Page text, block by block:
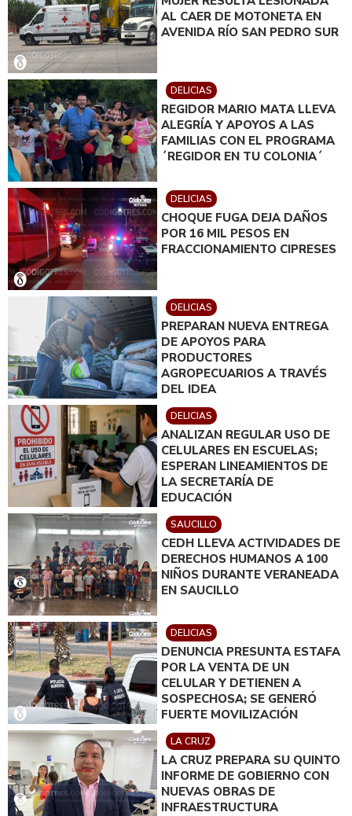
AL CAER DE MOTONETA EN
AVENIDA RÍO SAN PEDRO SUR
DELICIAS
REGIDOR MARIO MATA LLEVA
ALEGRÍA Y APOYOS A LAS
FAMILIAS CON EL PROGRAMA
´REGIDOR EN TU COLONIA´
DELICIAS
CHOQUE FUGA DEJA DAÑOS
POR 16 MIL PESOS EN
FRACCIONAMIENTO CIPRESES
DELICIAS
PREPARAN NUEVA ENTREGA
DE APOYOS PARA
PRODUCTORES
AGROPECUARIOS A TRAVÉS
DEL IDEA
DELICIAS
ANALIZAN REGULAR USO DE
CELULARES EN ESCUELAS;
ESPERAN LINEAMIENTOS DE
LA SECRETARÍA DE
EDUCACIÓN
SAUCILLO
CEDH LLEVA ACTIVIDADES DE
DERECHOS HUMANOS A 100
NIÑOS DURANTE VERANEADA
EN SAUCILLO
DELICIAS
DENUNCIA PRESUNTA ESTAFA
POR LA VENTA DE UN
CELULAR Y DETIENEN A
SOSPECHOSA; SE GENERÓ
FUERTE MOVILIZACIÓN
LA CRUZ
LA CRUZ PREPARA SU QUINTO
INFORME DE GOBIERNO CON
NUEVAS OBRAS DE
INFRAESTRUCTURA